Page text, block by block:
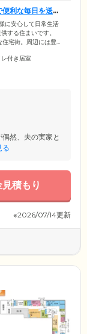
利な毎日を送る
に安心して日常生活
する住まいです。
宅街。周辺には豊
魅力です。ホーム
。そのほか、宅配
付き居室
然、夫の実家と
る
積もり
※2026/07/14更新